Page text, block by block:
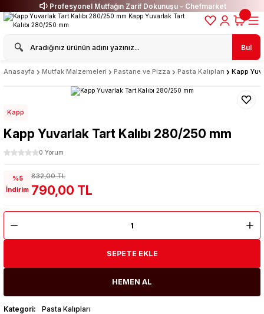
Profesyonel Mutfağın Zarif Dokunuşu – Chefmarket
Bul
Anasayfa Mutfak Malzemeleri Pastane ve Pizza Pasta Kalıpları Kapp
Kapp
Kapp Yuvarlak Tart Kalıbı 280/250 mm
0 Yorum
%5
İndirim
832,00 TL
790,00 TL
SEPETE EKLE
HEMEN AL
Kategori
Pasta Kalıpları